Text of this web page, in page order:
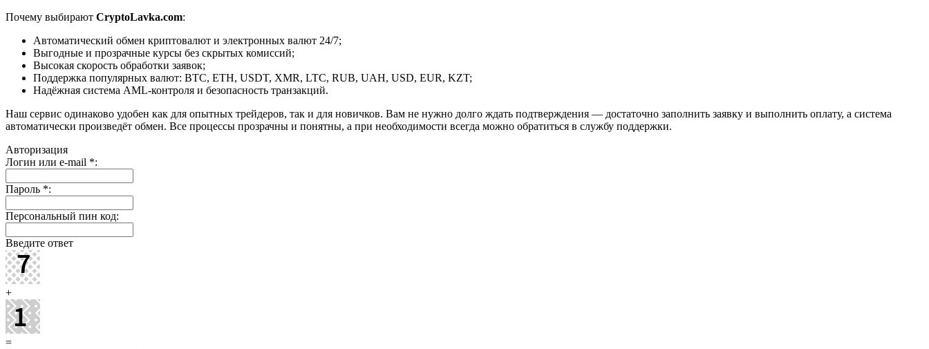
Почему выбирают CryptoLavka.com:
Автоматический обмен криптовалют и электронных валют 24/7;
Выгодные и прозрачные курсы без скрытых комиссий;
Высокая скорость обработки заявок;
Поддержка популярных валют: BTC, ETH, USDT, XMR, LTC, RUB, UAH, USD, EUR, KZT;
Надёжная система AML-контроля и безопасность транзакций.
Наш сервис одинаково удобен как для опытных трейдеров, так и для новичков. Вам не нужно долго ждать подтверждения — достаточно заполнить заявку и выполнить оплату, а система
автоматически произведёт обмен. Все процессы прозрачны и понятны, а при необходимости всегда можно обратиться в службу поддержки.
Авторизация
Логин или e-mail *:
Пароль *:
Персональный пин код:
Введите ответ
+
=